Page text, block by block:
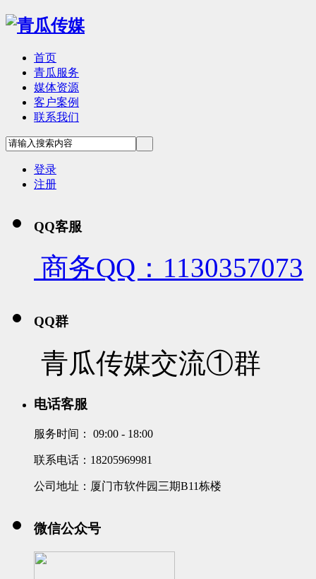
首页
青瓜服务
媒体资源
客户案例
联系我们
登录
注册
QQ客服
商务QQ：1130357073
QQ群
青瓜传媒交流①群
电话客服
服务时间： 09:00 - 18:00
联系电话：18205969981
公司地址：厦门市软件园三期B11栋楼
微信公众号